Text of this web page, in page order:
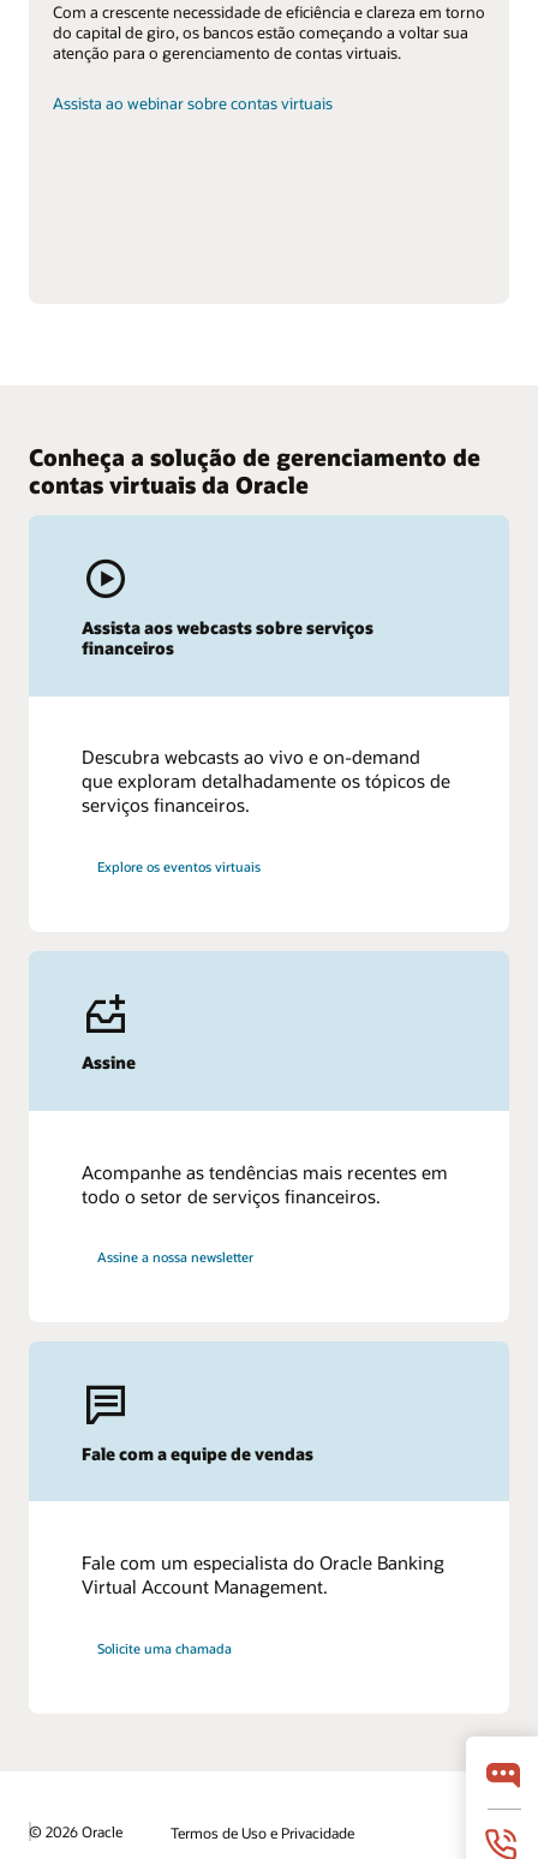
Com a crescente necessidade de eficiência e clareza em torno
do capital de giro, os bancos estão começando a voltar sua
atenção para o gerenciamento de contas virtuais.
Assista ao webinar sobre contas virtuais
Conheça a solução de gerenciamento de
contas virtuais da Oracle
Assista aos webcasts sobre serviços
financeiros
Descubra webcasts ao vivo e on-demand
que exploram detalhadamente os tópicos de
serviços financeiros.
Explore os eventos virtuais
Assine
Acompanhe as tendências mais recentes em
todo o setor de serviços financeiros.
Assine a nossa newsletter
Fale com a equipe de vendas
Fale com um especialista do Oracle Banking
Virtual Account Management.
Solicite uma chamada
© 2026 Oracle Termos de Uso e Privacidade